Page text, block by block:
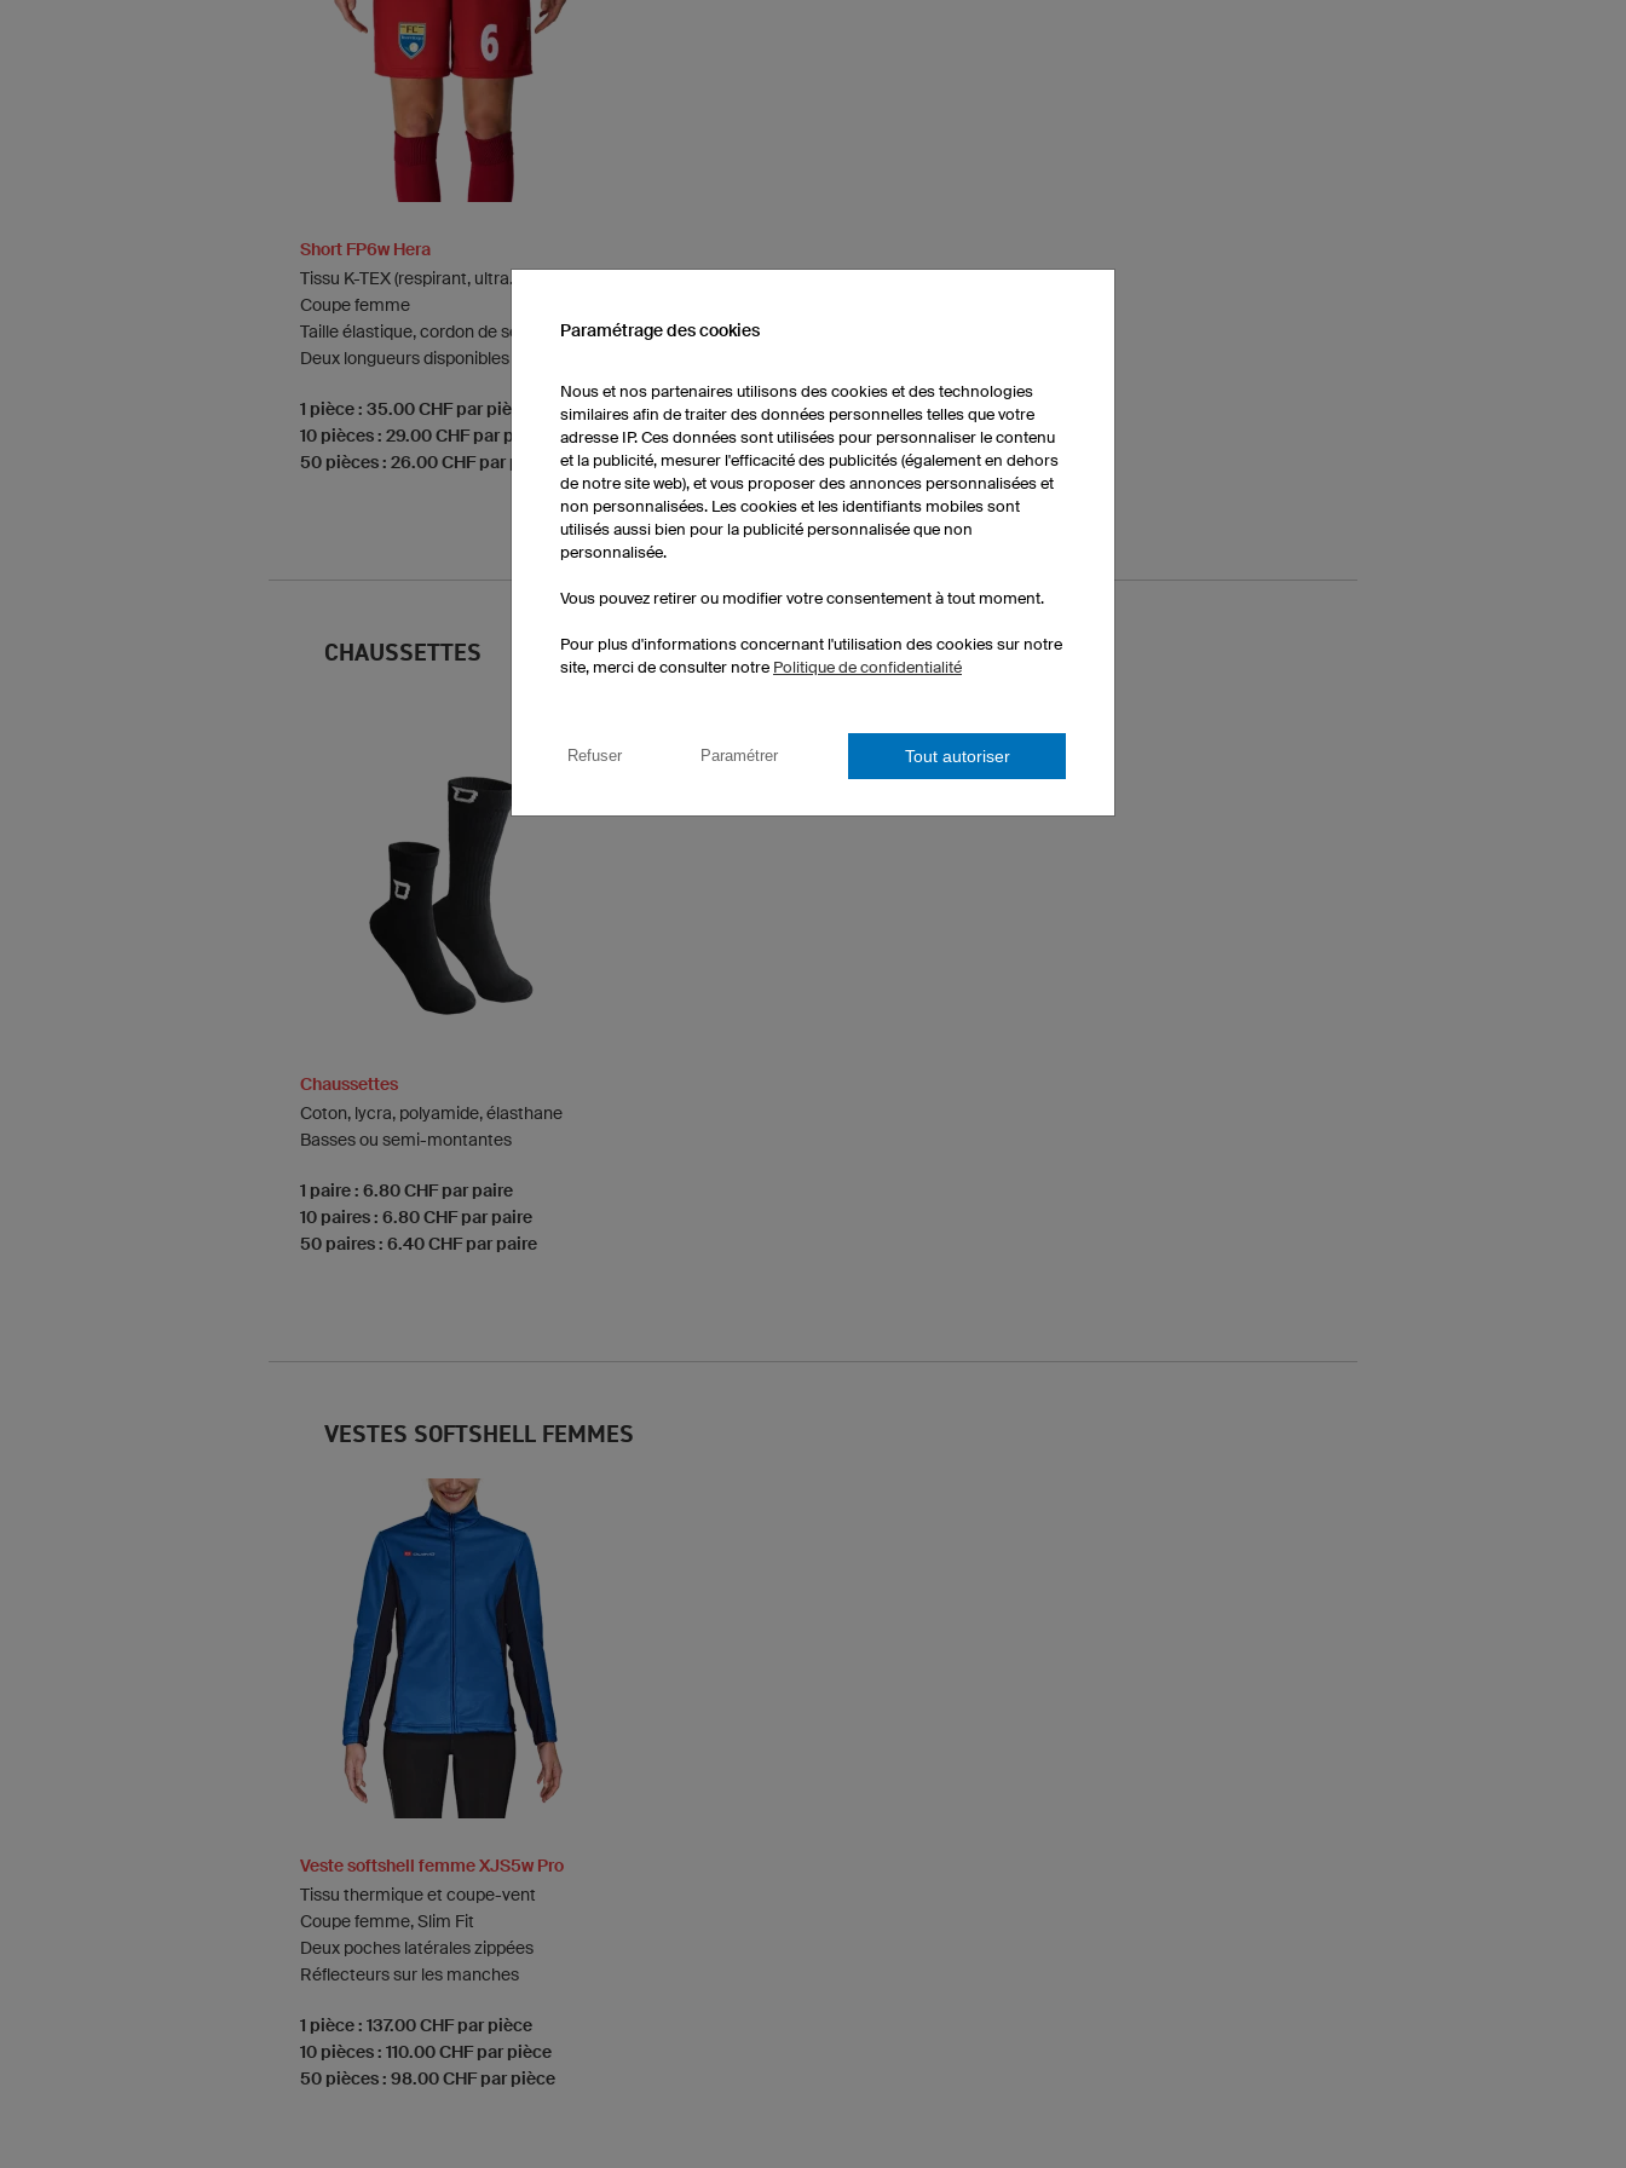
Short FP6w Hera
Tissu K-TEX (respirant, ultra.dry)
Coupe femme
Taille élastique, cordon de serrage
Deux longueurs disponibles
1 pièce : 35.00 CHF par pièce
10 pièces : 29.00 CHF par pièce
50 pièces : 26.00 CHF par pièce
CHAUSSETTES
Chaussettes
Coton, lycra, polyamide, élasthane
Basses ou semi-montantes
1 paire : 6.80 CHF par paire
10 paires : 6.80 CHF par paire
50 paires : 6.40 CHF par paire
VESTES SOFTSHELL FEMMES
Veste softshell femme XJS5w Pro
Tissu thermique et coupe-vent
Coupe femme, Slim Fit
Deux poches latérales zippées
Réflecteurs sur les manches
1 pièce : 137.00 CHF par pièce
10 pièces : 110.00 CHF par pièce
50 pièces : 98.00 CHF par pièce
Paramétrage des cookies
Nous et nos partenaires utilisons des cookies et des technologies
similaires afin de traiter des données personnelles telles que votre
adresse IP. Ces données sont utilisées pour personnaliser le contenu
et la publicité, mesurer l'efficacité des publicités (également en dehors
de notre site web), et vous proposer des annonces personnalisées et
non personnalisées. Les cookies et les identifiants mobiles sont
utilisés aussi bien pour la publicité personnalisée que non
personnalisée.
Vous pouvez retirer ou modifier votre consentement à tout moment.
Pour plus d'informations concernant l'utilisation des cookies sur notre
site, merci de consulter notre Politique de confidentialité
Refuser Paramétrer Tout autoriser